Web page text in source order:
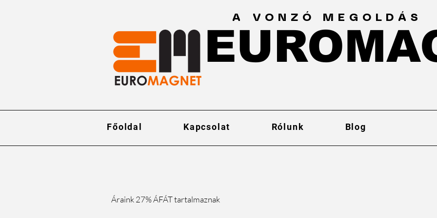
A VONZÓ MEGOLDÁS
Főoldal Kapcsolat Rólunk Blog
Áraink 27% ÁFÁT tartalmaznak